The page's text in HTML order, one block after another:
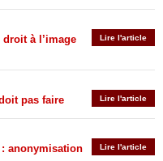
Lire l'article
à l’image
Lire l'article
pas faire
Lire l'article
anonymisation